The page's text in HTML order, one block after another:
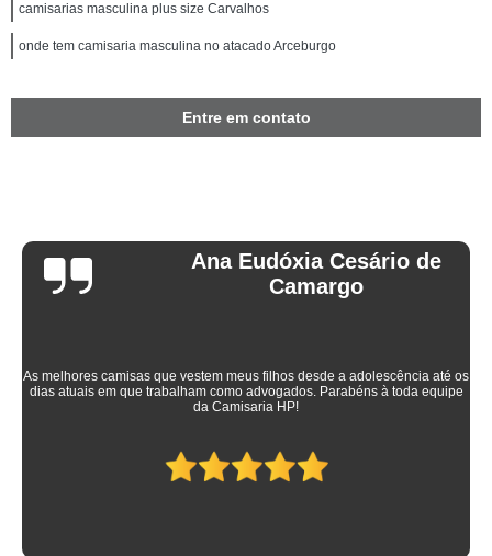
camisarias masculina plus size Carvalhos
onde tem camisaria masculina no atacado Arceburgo
Entre em contato
Ana Eudóxia Cesário de
Camargo
As melhores camisas que vestem meus filhos desde a adolescência até os
dias atuais em que trabalham como advogados. Parabéns à toda equipe
da Camisaria HP!